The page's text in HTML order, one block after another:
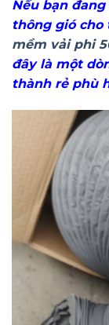
Nếu bạn
thông gió cho
mềm vải phi
đây là một
thành rẻ phù